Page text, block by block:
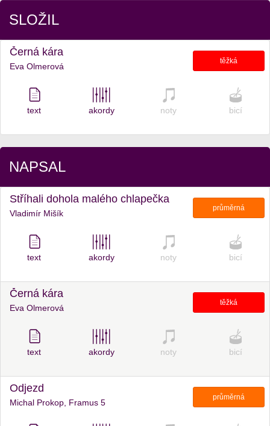
SLOŽIL
Černá kára
Eva Olmerová
těžká
text akordy noty bicí
NAPSAL
Stříhali dohola malého chlapečka
Vladimír Mišík
průměrná
text akordy noty bicí
Černá kára
Eva Olmerová
těžká
text akordy noty bicí
Odjezd
Michal Prokop, Framus 5
průměrná